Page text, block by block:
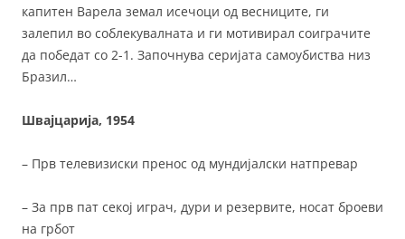
капитен Варела земал исечоци од весниците, ги
залепил во соблекувалната и ги мотивирал соиграчите
да победат со 2-1. Започнува серијата самоубиства низ
Бразил…
Швајцарија, 1954
– Прв телевизиски пренос од мундијалски натпревар
– За прв пат секој играч, дури и резервите, носат броеви
на грбот